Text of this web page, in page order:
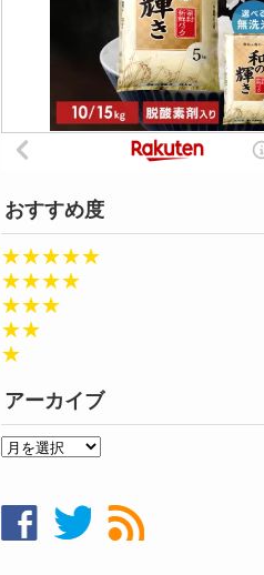
おすすめ度
★★★★★
★★★★
★★★
★★
★
アーカイブ
ア
ブ